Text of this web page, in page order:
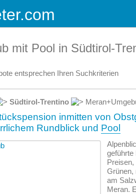
mit Pool in Südtirol-
entsprechen Ihren Suchkriterien
Südtirol-Trentino
inmitten von
Rundblick und Pool
geführte
Preisen,
Grünen,
am
Meran.